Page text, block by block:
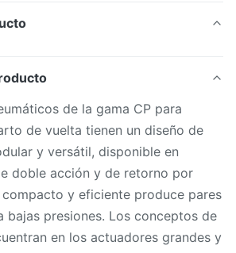
de la gama CP para
de vuelta tienen un diseño de
y versátil, disponible en
doble acción y de retorno por
y eficiente produce pares
bajas presiones. Los conceptos de
en los actuadores grandes y